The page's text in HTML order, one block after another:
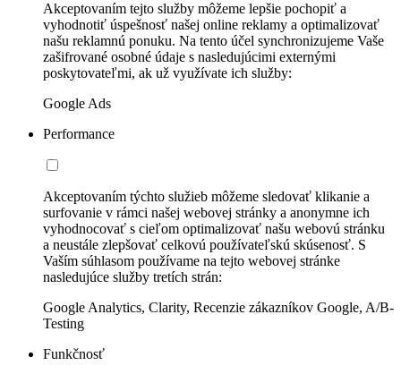
Akceptovaním tejto služby môžeme lepšie pochopiť a
vyhodnotiť úspešnosť našej online reklamy a optimalizovať
našu reklamnú ponuku. Na tento účel synchronizujeme Vaše
zašifrované osobné údaje s nasledujúcimi externými
poskytovateľmi, ak už využívate ich služby:
Google Ads
Performance
Akceptovaním týchto služieb môžeme sledovať klikanie a
surfovanie v rámci našej webovej stránky a anonymne ich
vyhodnocovať s cieľom optimalizovať našu webovú stránku
a neustále zlepšovať celkovú používateľskú skúsenosť. S
Vaším súhlasom používame na tejto webovej stránke
nasledujúce služby tretích strán:
Google Analytics, Clarity, Recenzie zákazníkov Google, A/B-
Testing
Funkčnosť